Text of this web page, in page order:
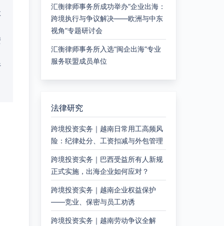
汇衡律师事务所成功举办“企业出海：
跨境执行与争议解决——欧洲与中东
视角”专题研讨会
汇衡律师事务所入选“闽企出海”专业
服务联盟成员单位
法律研究
跨境投资实务｜越南日常用工高频风
险：纪律处分、工资扣减与外包管理
跨境投资实务｜巴西受益所有人新规
正式实施，出海企业如何应对？
跨境投资实务｜越南企业权益保护
——竞业、保密与员工劝诱
跨境投资实务｜越南劳动争议全解